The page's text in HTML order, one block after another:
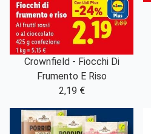
Crownfield - Fiocchi Di
Frumento E Riso
2,19 €